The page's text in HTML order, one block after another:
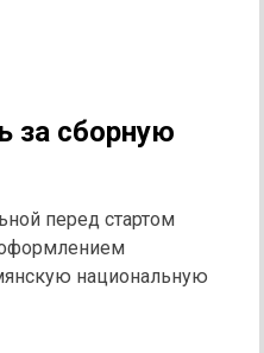
за сборную
перед стартом
национальную